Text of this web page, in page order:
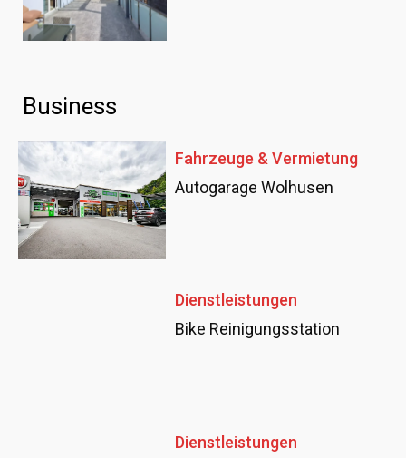
Business
Fahrzeuge & Vermietung
Autogarage Wolhusen
Dienstleistungen
Bike Reinigungsstation
Dienstleistungen